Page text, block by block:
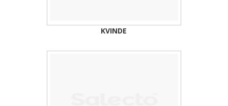
KVINDE